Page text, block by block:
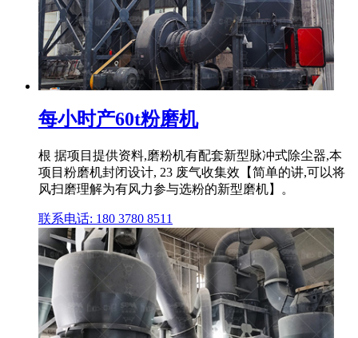
每小时产60t粉磨机
根 据项目提供资料,磨粉机有配套新型脉冲式除尘器,本
项目粉磨机封闭设计, 23 废气收集效【简单的讲,可以将
风扫磨理解为有风力参与选粉的新型磨机】。
联系电话: 180 3780 8511